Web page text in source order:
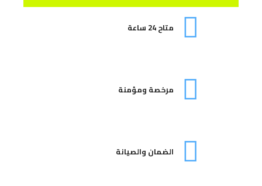
متاح 24 ساعة
مرخصة ومؤمنة
الضمان والصيانة